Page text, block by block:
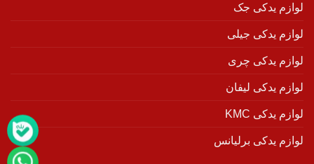
لوازم یدکی جک
لوازم یدکی جیلی
لوازم یدکی چری
لوازم یدکی لیفان
لوازم یدکی KMC
لوازم یدکی برلیانس